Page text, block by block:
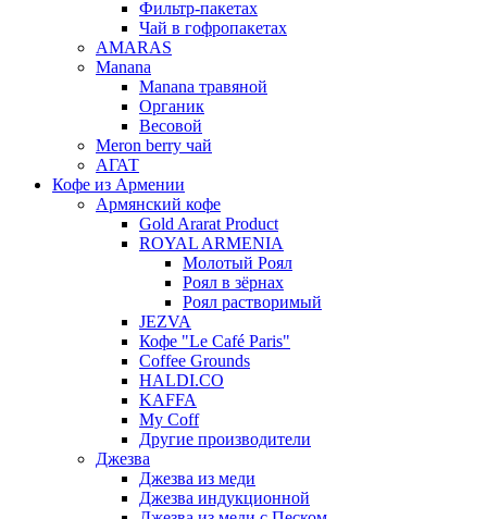
Фильтр-пакетах
Чай в гофропакетах
AMARAS
Manana
Manana травяной
Органик
Весовой
Meron berry чай
АГАТ
Кофе из Армении
Армянский кофе
Gold Ararat Product
ROYAL ARMENIA
Молотый Роял
Роял в зёрнах
Роял растворимый
JEZVA
Кофе "Le Café Paris"
Coffee Grounds
HALDI.CO
KAFFA
My Coff
Другие производители
Джезва
Джезва из меди
Джезва индукционной